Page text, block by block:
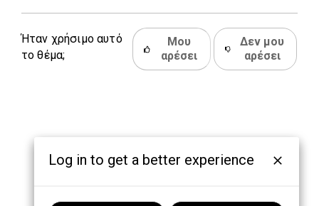
Ήταν χρήσιμο αυτό
το θέμα;
Μου
αρέσει
Δεν μου
αρέσει
Log in to get a better experience